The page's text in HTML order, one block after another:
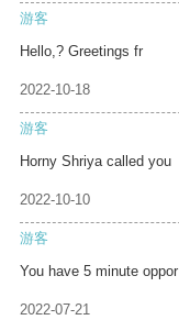
游客
Hello,? Greetings fr
2022-10-18
游客
Horny Shriya called you
2022-10-10
游客
You have 5 minute oppor
2022-07-21